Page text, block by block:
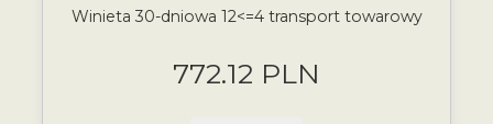
Winieta 30-dniowa 12<=4 transport towarowy
772.12 PLN